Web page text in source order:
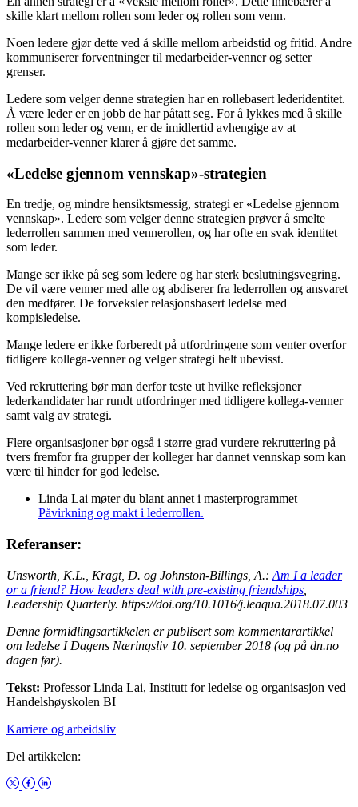
skille klart mellom rollen som leder og rollen som venn.
Noen ledere gjør dette ved å skille mellom arbeidstid og fritid. Andre
kommuniserer forventninger til medarbeider-venner og setter
grenser.
Ledere som velger denne strategien har en rollebasert lederidentitet.
Å være leder er en jobb de har påtatt seg. For å lykkes med å skille
rollen som leder og venn, er de imidlertid avhengige av at
medarbeider-venner klarer å gjøre det samme.
«Ledelse gjennom vennskap»-strategien
En tredje, og mindre hensiktsmessig, strategi er «Ledelse gjennom
vennskap». Ledere som velger denne strategien prøver å smelte
lederrollen sammen med vennerollen, og har ofte en svak identitet
som leder.
Mange ser ikke på seg som ledere og har sterk beslutningsvegring.
De vil være venner med alle og abdiserer fra lederrollen og ansvaret
den medfører. De forveksler relasjonsbasert ledelse med
kompisledelse.
Mange ledere er ikke forberedt på utfordringene som venter overfor
tidligere kollega-venner og velger strategi helt ubevisst.
Ved rekruttering bør man derfor teste ut hvilke refleksjoner
lederkandidater har rundt utfordringer med tidligere kollega-venner
samt valg av strategi.
Flere organisasjoner bør også i større grad vurdere rekruttering på
tvers fremfor fra grupper der kolleger har dannet vennskap som kan
være til hinder for god ledelse.
Linda Lai møter du blant annet i masterprogrammet
Påvirkning og makt i lederrollen.
Referanser:
Unsworth, K.L., Kragt, D. og Johnston-Billings, A.: Am I a leader
or a friend? How leaders deal with pre-existing friendships
Leadership Quarterly. https://doi.org/10.1016/j.leaqua.2018.07.003
Denne formidlingsartikkelen er publisert som kommentarartikkel
om ledelse I Dagens Næringsliv 10. september 2018 (og på dn.no
dagen før).
Tekst: Professor Linda Lai, Institutt for ledelse og organisasjon ved
Handelshøyskolen BI
Karriere og arbeidsliv
Del artikkelen: